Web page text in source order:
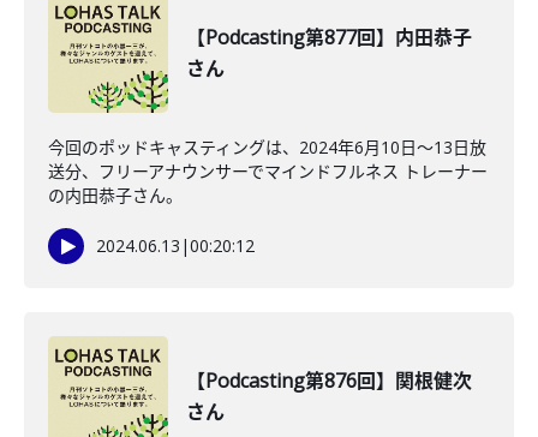
【Podcasting第877回】内田恭子
さん
今回のポッドキャスティングは、2024年6月10日〜13日放
送分、フリーアナウンサーでマインドフルネス トレーナー
の内田恭子さん。
2024.06.13 |00:20:12
【Podcasting第876回】関根健次
さん